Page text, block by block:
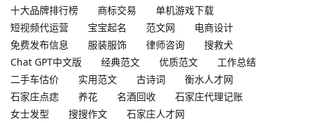
十大品牌排行榜
商标交易
单机游戏下载
短视频代运营
宝宝起名 范文网
电商设计
免费发布信息
服装服饰 律师咨询
搜救犬
Chat GPT中文版
经典范文 优质范文
工作总结
二手车估价
实用范文 古诗词
衡水人才网
石家庄点痣
养花 名酒回收
石家庄代理记账
女士发型
搜搜作文
石家庄人才网